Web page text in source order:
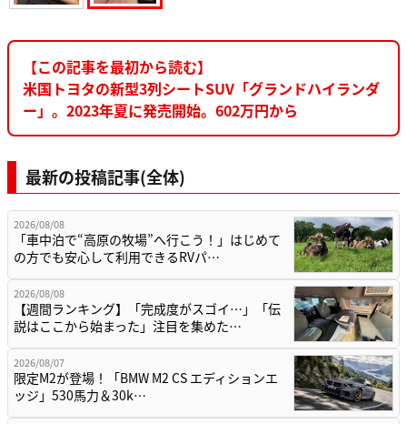
【この記事を最初から読む】
米国トヨタの新型3列シートSUV「グランドハイランダ
ー」。2023年夏に発売開始。602万円から
最新の投稿記事(全体)
2026/08/08
「車中泊で“高原の牧場”へ行こう！」はじめて
の方でも安心して利用できるRVパ…
2026/08/08
【週間ランキング】「完成度がスゴイ…」「伝
説はここから始まった」注目を集めた…
2026/08/07
限定M2が登場！「BMW M2 CS エディションエ
ッジ」530馬力＆30k…